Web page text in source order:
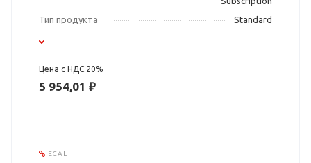
Тип продукта
Standard
Цена с НДС 20%
5 954,01 ₽
ECAL